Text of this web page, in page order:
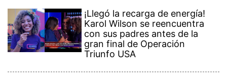
¡Llegó la recarga de energía!
Karol Wilson se reencuentra
con sus padres antes de la
gran final de Operación
Triunfo USA